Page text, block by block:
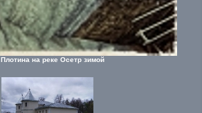
Плотина на реке Осетр зимой